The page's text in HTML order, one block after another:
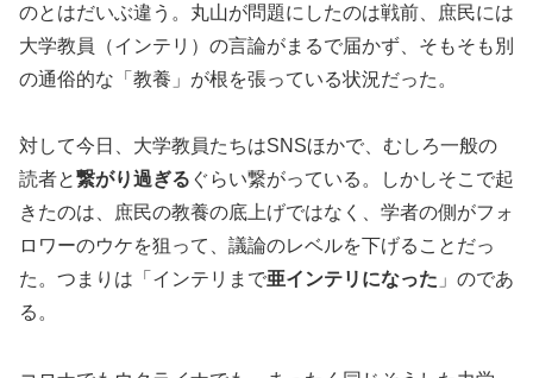
のとはだいぶ違う。丸山が問題にしたのは戦前、庶民には
大学教員（インテリ）の言論がまるで届かず、そもそも別
の通俗的な「教養」が根を張っている状況だった。
対して今日、大学教員たちはSNSほかで、むしろ一般の
読者と繋がり過ぎる ぐらい繋がっている。しかしそこで起
きたのは、庶民の教養の底上げではなく、学者の側がフォ
ロワーのウケを狙って、議論のレベルを下げることだっ
た。つまりは「インテリまで亜インテリになった 」のであ
る。